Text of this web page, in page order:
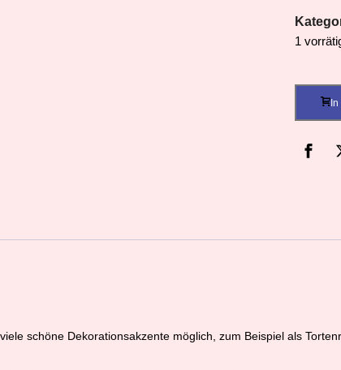
1
schöne Dekorationsakzente möglich, zum Beispiel als